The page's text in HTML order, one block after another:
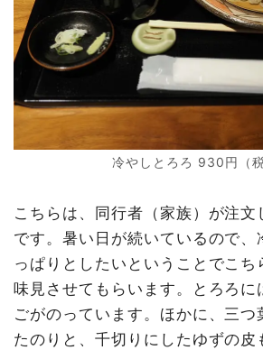
冷やしとろろ 930円（税
こちらは、同行者（家族）が注文
です。暑い日が続いているので、
っぱりとしたいということでこち
味見させてもらいます。とろろに
ごがのっています。ほかに、三つ
たのりと、千切りにしたゆずの皮